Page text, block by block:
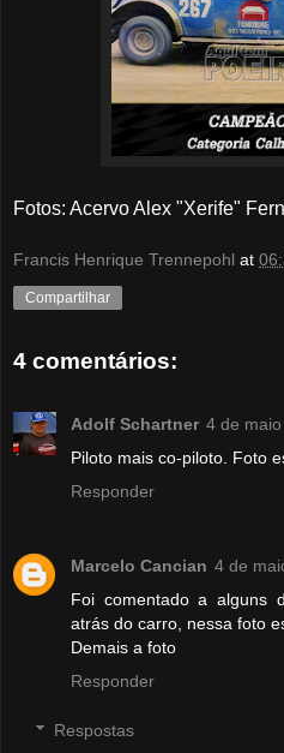
Fotos: Acervo Alex "Xerife"
Francis Henrique Trennepohl at
Compartilhar
4 comentários:
Adolf Schartner 4 de
Piloto mais co-piloto. Foto
Responder
Marcelo Cancian 4 de
Foi comentado a alguns
atrás do carro, nessa foto
Demais a foto
Responder
Respostas